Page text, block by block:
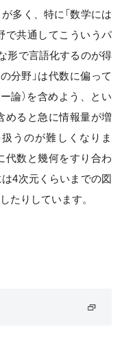
多く、特に「数学には
で共通してこういうパ
形で言語化するのが得
分野」は代数に偏って
論）を含めよう、とい
めると急に情報量が増
うのが難しくなりま
代数と幾何をすり合わ
4次元くらいまでの図
たりしています。